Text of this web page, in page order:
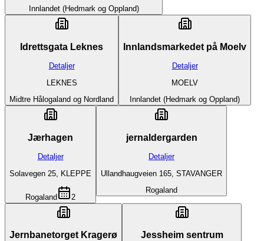
Innlandet (Hedmark og Oppland)
Idrettsgata Leknes
Detaljer
LEKNES
Midtre Hålogaland og Nordland
Innlandsmarkedet på Moelv
Detaljer
MOELV
Innlandet (Hedmark og Oppland)
Jærhagen
Detaljer
Solavegen 25, KLEPPE
Rogaland 2
jernaldergarden
Detaljer
Ullandhaugveien 165, STAVANGER
Rogaland
Jernbanetorget Kragerø Jessheim sentrum